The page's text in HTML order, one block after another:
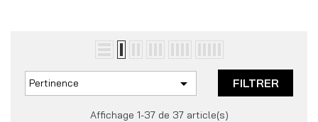
Pertinence  FILTRER
Affichage 1-37 de 37 article(s)